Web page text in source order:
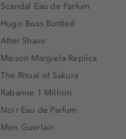
Scandal Eau de Parfum
Hugo Boss Bottled
After Shave
Maison Margiela Replica
The Ritual of Sakura
Rabanne 1 Million
Noir Eau de Parfum
Mon Guerlain